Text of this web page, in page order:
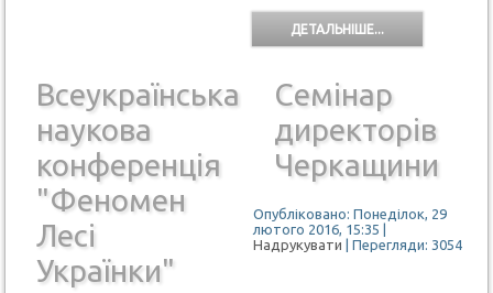
ДЕТАЛЬНІШЕ...
Всеукраїнська
наукова
конференція
"Феномен
Лесі
Українки"
Семінар
директорів
Черкащини
Опубліковано: Понеділок, 29
лютого 2016, 15:35 |
Надрукувати | Перегляди: 3054